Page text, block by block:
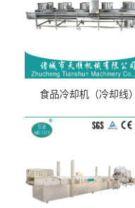
食品冷却机（冷却线）